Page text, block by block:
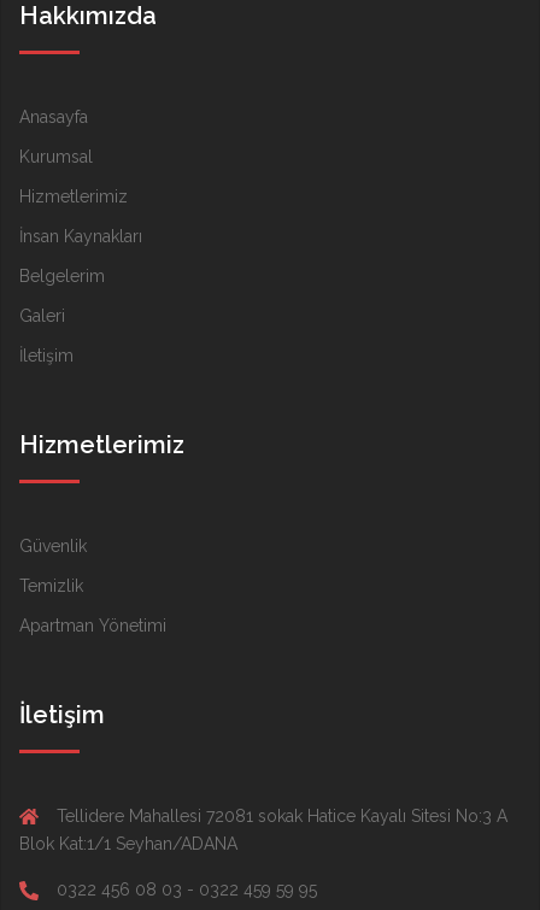
Hakkımızda
Anasayfa
Kurumsal
Hizmetlerimiz
İnsan Kaynakları
Belgelerim
Galeri
İletişim
Hizmetlerimiz
Güvenlik
Temizlik
Apartman Yönetimi
İletişim
Tellidere Mahallesi 72081 sokak Hatice Kayalı Sitesi No:3 A
Blok Kat:1/1 Seyhan/ADANA
0322 456 08 03 - 0322 459 59 95